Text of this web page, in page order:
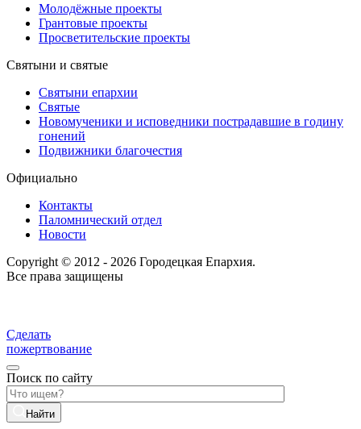
Молодёжные проекты
Грантовые проекты
Просветительские проекты
Святыни и святые
Святыни епархии
Святые
Новомученики и исповедники пострадавшие в годину
гонений
Подвижники благочестия
Официально
Контакты
Паломнический отдел
Новости
Copyright © 2012 - 2026 Городецкая Епархия.
Все права защищены
Сделать
пожертвование
Поиск по сайту
Найти